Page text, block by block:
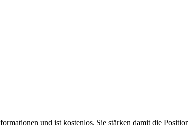
und ist kostenlos. Sie stärken damit die